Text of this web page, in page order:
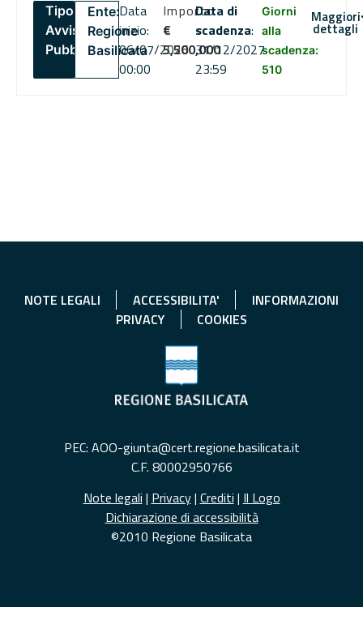
Tipo:
Avviso
Pubblico
Ente:
Regione
Basilicata
Data
inizio:
06/07/2026
00:00
Importo
€
5,500,000
Data di
scadenza:
31/12/2027
23:59
Giorni
alla
scadenza:
510
Maggiori
dettagli
NOTE LEGALI ACCESSIBILITA'
INFORMAZIONI
PRIVACY
COOKIES
PEC: AOO-giunta@cert.regione.basilicata.it
C.F. 80002950766
Note legali | Privacy| Crediti | Il Logo
Dichiarazione di accessibilità
©2010 Regione Basilicata